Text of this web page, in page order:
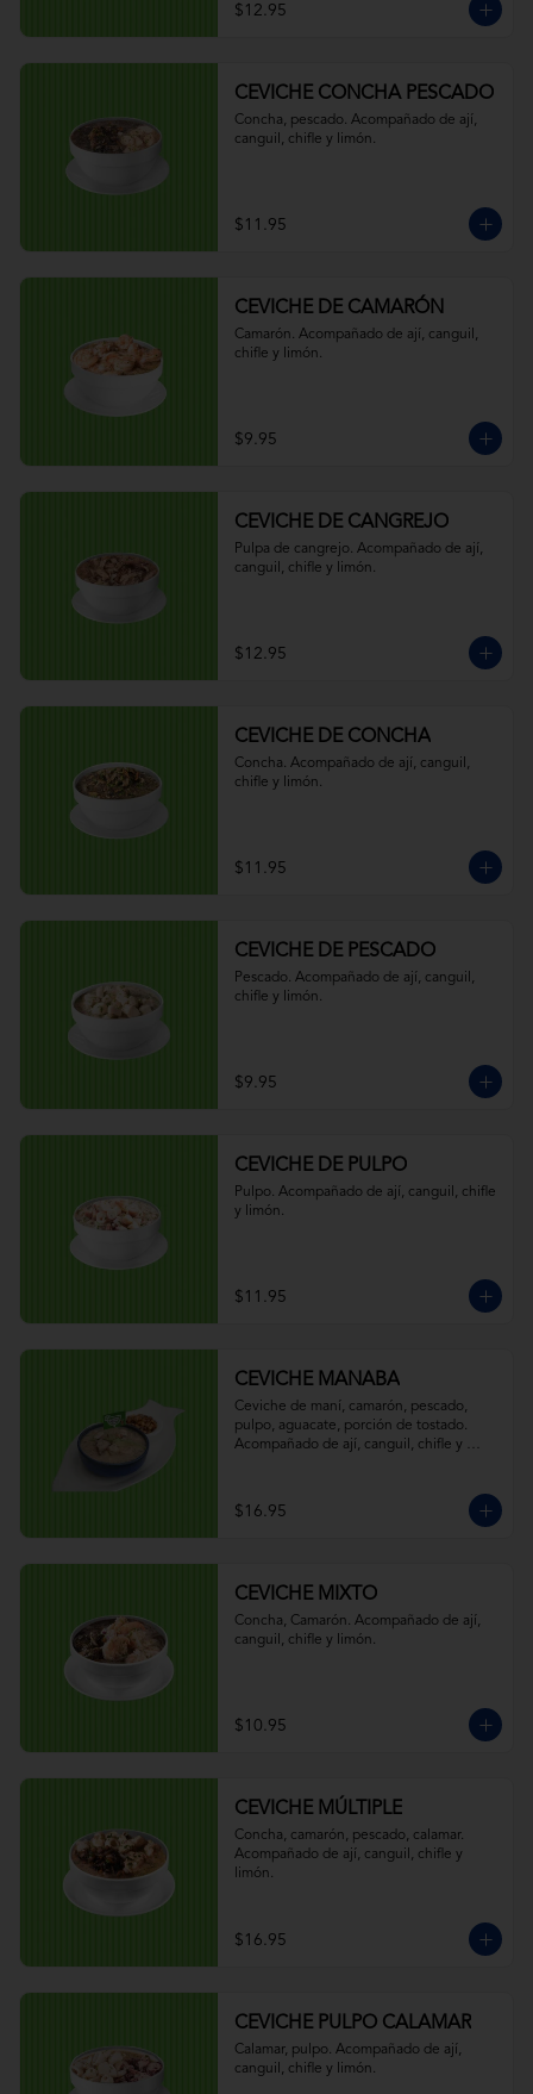
$12.95
CEVICHE CONCHA PESCADO
Concha, pescado. Acompañado de ají,
canguil, chifle y limón.
$11.95
CEVICHE DE CAMARÓN
Camarón. Acompañado de ají, canguil,
chifle y limón.
$9.95
CEVICHE DE CANGREJO
Pulpa de cangrejo. Acompañado de ají,
canguil, chifle y limón.
$12.95
CEVICHE DE CONCHA
Concha. Acompañado de ají, canguil,
chifle y limón.
$11.95
CEVICHE DE PESCADO
Pescado. Acompañado de ají, canguil,
chifle y limón.
$9.95
CEVICHE DE PULPO
Pulpo. Acompañado de ají, canguil, chifle
y limón.
$11.95
CEVICHE MANABA
Ceviche de maní, camarón, pescado,
pulpo, aguacate, porción de tostado.
Acompañado de ají, canguil, chifle y
$16.95
CEVICHE MIXTO
Concha, Camarón. Acompañado de ají,
canguil, chifle y limón.
$10.95
CEVICHE MÚLTIPLE
Concha, camarón, pescado, calamar.
Acompañado de ají, canguil, chifle y
limón.
$16.95
CEVICHE PULPO CALAMAR
Calamar, pulpo. Acompañado de ají,
canguil, chifle y limón.